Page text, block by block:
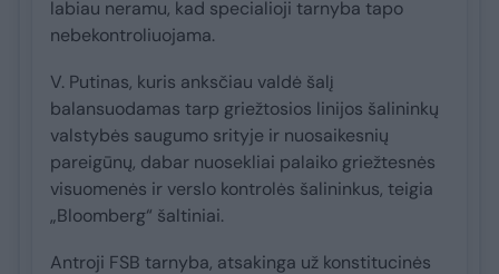
labiau neramu, kad specialioji tarnyba tapo
nebekontroliuojama.
V. Putinas, kuris anksčiau valdė šalį
balansuodamas tarp griežtosios linijos šalininkų
valstybės saugumo srityje ir nuosaikesnių
pareigūnų, dabar nuosekliai palaiko griežtesnės
visuomenės ir verslo kontrolės šalininkus, teigia
„Bloomberg“ šaltiniai.
Antroji FSB tarnyba, atsakinga už konstitucinės